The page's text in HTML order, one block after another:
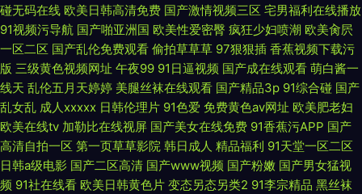
碰无码在线 欧美日韩高清免费 国产激情视频三区 宅男福利在线播放
91视频污导航 国产啪亚洲国 欧美性爱密臀 疯狂少妇喷潮 欧美肏屄
一区二区 国产乱伦免费观看 偷拍草草草 97狠狠插 香蕉视频下载污
版 三级黄色视频网址 午夜99 91日逼视频 国产成在线观看 萌白酱一
线天 乱伦五月天婷婷 美腿丝袜在线观看 国产精品3p 91综合碰 国产
乱女乱 成人xxxxx 日韩伦理片 91色爱 免费黄色av网址 欧美肥老妇
欧美在线tv 加勒比在线视屏 国产美女在线免费 91香蕉污APP 国产
高清自拍一区 第一页草草影院 韩日成人 精品福利 91天堂一区二区
日韩a级电影 国产二区高清 国产www视频 国产粉嫩 国产男女猛视
频 91社在线看 欧美日韩黄色片 变态另态另类2 91李宗精品 黑丝袜